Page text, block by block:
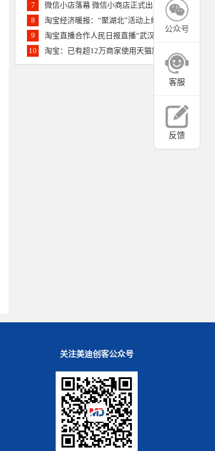
公众号
客服
反馈
7
微信小店落幕 微信小商店正式出击
8
淘宝经济暖报：“聚湖北”活动上线一小时卖出20万单农货食品
9
淘宝直播合作人民日报直播“武汉重启”20多万人云登黄鹤楼
10
淘宝：已有超12万商家使用天猫旗舰店2.0的创新工具
关注美迪创客公众号